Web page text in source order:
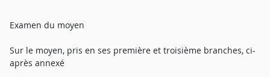
Examen du moyen
Sur le moyen, pris en ses première et troisième branches, ci-
après annexé